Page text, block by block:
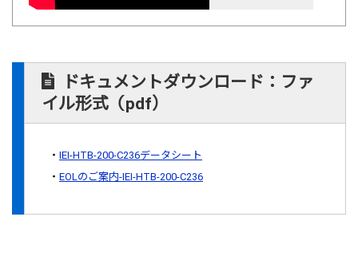
ドキュメントダウンロード：ファ
イル形式（pdf）
IEI-HTB-200-C236データシート
EOLのご案内-IEI-HTB-200-C236